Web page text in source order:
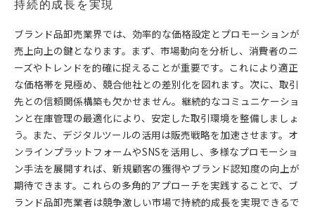
持続的成長を実現
ブランド品卸売業界では、効率的な価格設定とプロモーションが
売上向上の鍵となります。まず、市場動向を分析し、消費者のニ
ーズやトレンドを的確に捉えることが重要です。これにより適正
な価格帯を見極め、競合他社との差別化を図れます。次に、取引
先との信頼関係構築も欠かせません。継続的なコミュニケーショ
ンと在庫管理の最適化により、安定した取引環境を整備しましょ
う。また、デジタルツールの活用は販売戦略を加速させます。オ
ンラインプラットフォームやSNSを活用し、多様なプロモーショ
ン手法を展開すれば、新規顧客の獲得やブランド認知度の向上が
期待できます。これらの多角的アプローチを実践することで、ブ
ランド品卸売業者は競争激しい市場で持続的成長を実現できるで